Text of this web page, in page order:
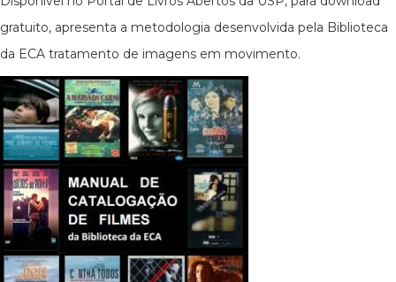
gratuito, apresenta a metodologia desenvolvida pela Biblioteca
da ECA tratamento de imagens em movimento.